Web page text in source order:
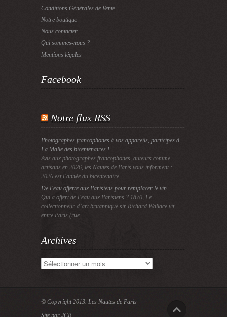
Conditions Générales de Vente
Notre boutique
Nous contacter
Qui sommes-nous ?
Mentions légales
Facebook
Notre flux RSS
Photographes francophones à vos appareils, participez à
La Malle des bicentenaires !
Avis aux photographes francophones, auteurs comme
artisans en 2026, les Nautes de Paris vous informent :
2026 est l’année du bicentenaire
De l’eau offerte aux Parisiens pour remplacer le vin
Qui a offert de l’eau aux Parisiens ? 1870, Le
collectionneur d’art britannique sir Richard Wallace vit
entre Paris (rue
Archives
Archives
© Copyright 2013. Les Nautes de Paris
Site par JCB